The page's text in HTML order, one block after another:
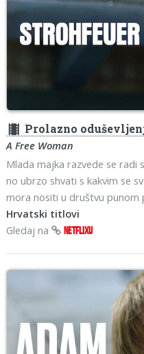
theaters Prolazno
A Free Woman
Mlada majka razvede se radi
no ubrzo shvati s kakvim se
mora nositi u društvu punom
Hrvatski titlovi
Gledaj na
NETFLIXU